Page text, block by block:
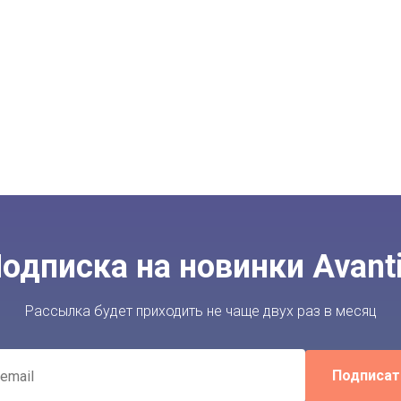
на новинки
Рассылка будет приходить не чаще двух раз в месяц